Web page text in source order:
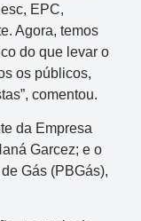
EPC,
Agora, temos
do que levar o
os públicos,
comentou.
da Empresa
Garcez; e o
Gás (PBGás),